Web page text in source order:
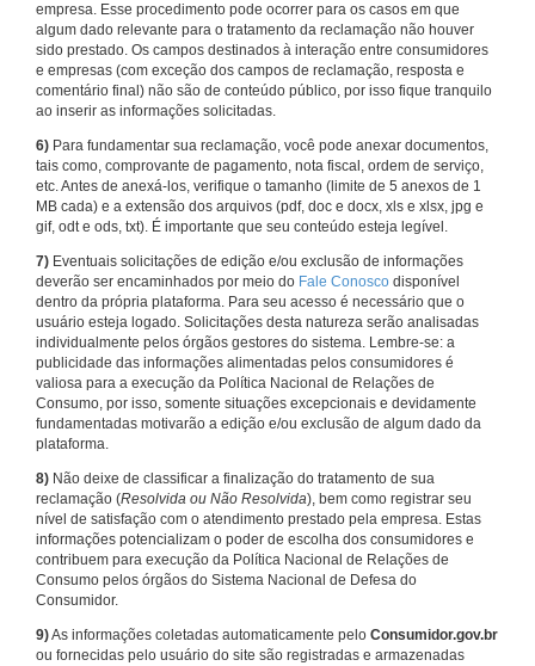
empresa. Esse procedimento pode ocorrer para os casos em que
algum dado relevante para o tratamento da reclamação não houver
sido prestado. Os campos destinados à interação entre consumidores
e empresas (com exceção dos campos de reclamação, resposta e
comentário final) não são de conteúdo público, por isso fique tranquilo
ao inserir as informações solicitadas.
6) Para fundamentar sua reclamação, você pode anexar documentos,
tais como, comprovante de pagamento, nota fiscal, ordem de serviço,
etc. Antes de anexá-los, verifique o tamanho (limite de 5 anexos de 1
MB cada) e a extensão dos arquivos (pdf, doc e docx, xls e xlsx, jpg e
gif, odt e ods, txt). É importante que seu conteúdo esteja legível.
7) Eventuais solicitações de edição e/ou exclusão de informações
deverão ser encaminhados por meio do Fale Conosco disponível
dentro da própria plataforma. Para seu acesso é necessário que o
usuário esteja logado. Solicitações desta natureza serão analisadas
individualmente pelos órgãos gestores do sistema. Lembre-se: a
publicidade das informações alimentadas pelos consumidores é
valiosa para a execução da Política Nacional de Relações de
Consumo, por isso, somente situações excepcionais e devidamente
fundamentadas motivarão a edição e/ou exclusão de algum dado da
plataforma.
8) Não deixe de classificar a finalização do tratamento de sua
reclamação (Resolvida ou Não Resolvida), bem como registrar seu
nível de satisfação com o atendimento prestado pela empresa. Estas
informações potencializam o poder de escolha dos consumidores e
contribuem para execução da Política Nacional de Relações de
Consumo pelos órgãos do Sistema Nacional de Defesa do
Consumidor.
9)As informações coletadas automaticamente pelo Consumidor.gov.br
ou fornecidas pelo usuário do site são registradas e armazenadas